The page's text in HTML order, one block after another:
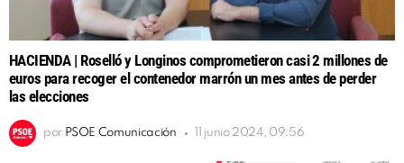
HACIENDA | Roselló y Longinos comprometieron casi 2 millones de
euros para recoger el contenedor marrón un mes antes de perder
las elecciones
por PSOE Comunicación 11 junio 2024, 09:56